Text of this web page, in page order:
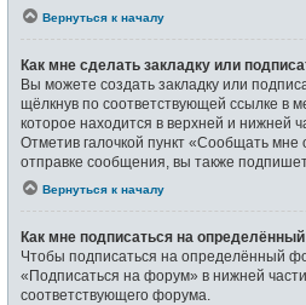
Вернуться к началу
Как мне сделать закладку или
Вы можете создать закладку или
щёлкнув по соответствующей ссылке в
которое находится в верхней и нижней
Отметив галочкой пункт «Сообщать мне
отправке сообщения, вы также
Вернуться к началу
Как мне подписаться на
Чтобы подписаться на определённый
«Подписаться на форум» в нижней
соответствующего форума.